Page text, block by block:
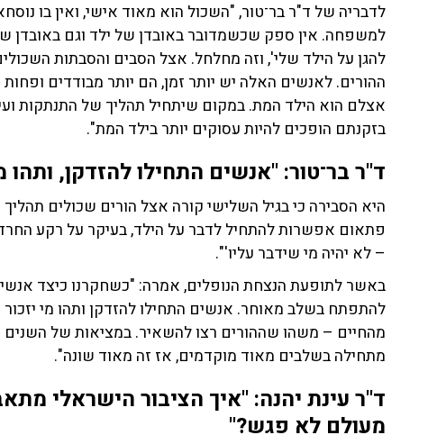
לדבריה של ד"ר בר־טור, "השכול הוא מאוד אישי, ואין בו
למשפחה. אין ספק שכשמדובר באובדן של ילד וגם באובדן
להגן על הילד שלי', וזה מחלחל. אצל הסבים והסבתות
ההורים. לאנשים האלה יש יותר זמן, הם יותר מבודדים
אצלם הוא הילד המת. במקום שיתחיל תהליך של התנתקות
בזקנתם הופכים להיות עסוקים יותר בילד המת".
ד"ר בר־טור: "אנשים התחילו להזדקן,
היא הסבירה כי בגיל השלישי קורה אצל הורים שכולים
פתאום אפשרות להתחיל לדבר על הילד, בעיקר על רקע
– לא יהיה מי שידבר עליו'".
באשר לתופעת הנצחת הנופלים, אמרה: "כשחקרנו כיצד
להתפתח בשלב מאוחר. אנשים התחילו להזדקן ותהו מי
מתחילה בשלבים מאוד מוקדמים, אז זה מאוד שונה".
ד"ר עינת יהנה: "איך הציבור הישראלי
מעולם לא פגש?"